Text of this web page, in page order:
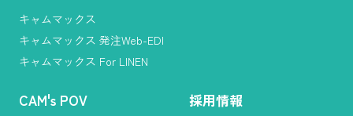
キャムマックス
キャムマックス 発注Web-EDI
キャムマックス For LINEN
CAM's POV 採用情報